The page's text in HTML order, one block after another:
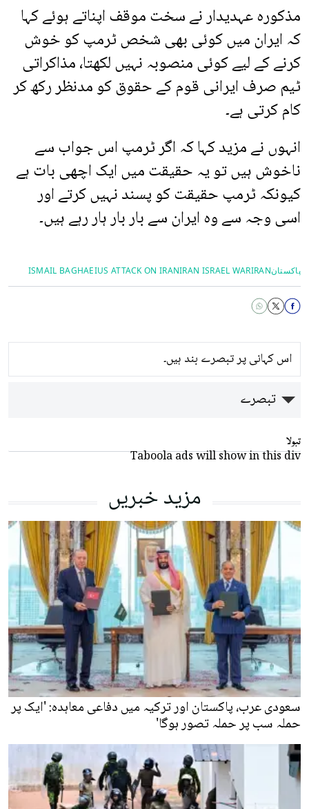
مذکورہ عہدیدار نے سخت موقف اپناتے ہوئے کہا
کہ ایران میں کوئی بھی شخص ٹرمپ کو خوش
کرنے کے لیے کوئی منصوبہ نہیں لکھتا، مذاکراتی
ٹیم صرف ایرانی قوم کے حقوق کو مدنظر رکھ کر
کام کرتی ہے۔
انہوں نے مزید کہا کہ اگر ٹرمپ اس جواب سے
ناخوش ہیں تو یہ حقیقت میں ایک اچھی بات ہے
کیونکہ ٹرمپ حقیقت کو پسند نہیں کرتے اور
اسی وجہ سے وہ ایران سے بار بار ہار رہے ہیں۔
پاکستانIRAN
IRAN ISRAEL WAR
US ATTACK ON IRAN
ISMAIL BAGHAEI
اس کہانی پر تبصرے بند ہیں۔
تبصرے
تبولا
Taboola ads will show in this div
مزید خبریں
سعودی عرب، پاکستان اور ترکیہ میں دفاعی معاہدہ: 'ایک پر
حملہ سب پر حملہ تصور ہوگا'